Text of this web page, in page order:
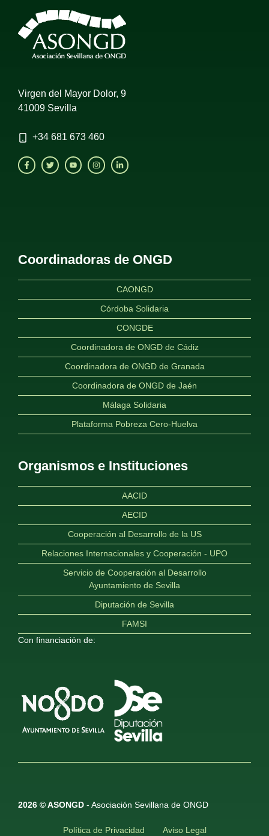
Virgen del Mayor Dolor, 9
41009 Sevilla
+34 681 673 460
Coordinadoras de ONGD
CAONGD
Córdoba Solidaria
CONGDE
Coordinadora de ONGD de Cádiz
Coordinadora de ONGD de Granada
Coordinadora de ONGD de Jaén
Málaga Solidaria
Plataforma Pobreza Cero-Huelva
Organismos e Instituciones
AACID
AECID
Cooperación al Desarrollo de la US
Relaciones Internacionales y Cooperación - UPO
Servicio de Cooperación al Desarrollo
Ayuntamiento de Sevilla
Diputación de Sevilla
FAMSI
Con financiación de:
2026 © ASONGD - Asociación Sevillana de ONGD
Política de Privacidad Aviso Legal